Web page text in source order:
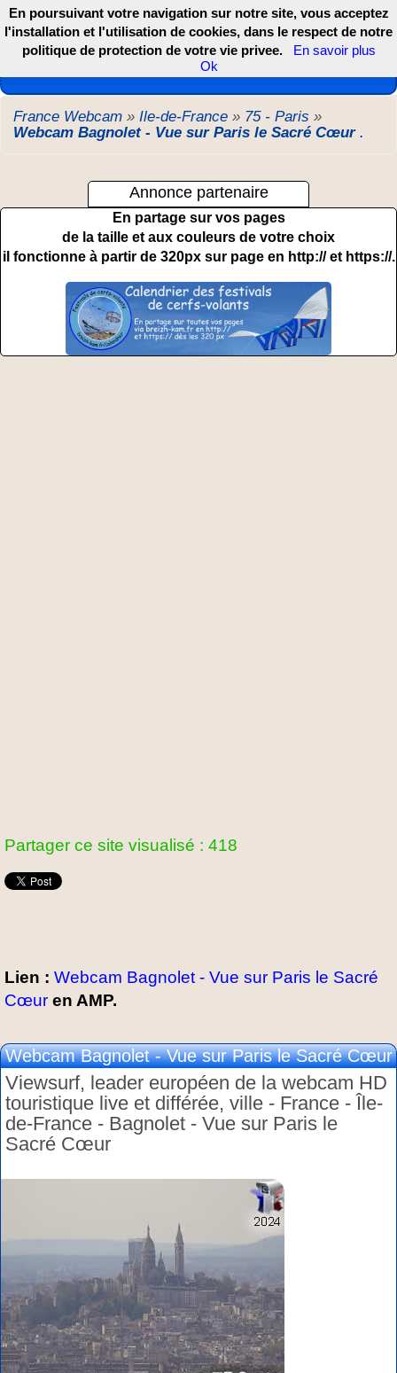
Les webcams de France, DOM TOM et COM
France Webcam » Ile-de-France » 75 - Paris »
Webcam Bagnolet - Vue sur Paris le Sacré Cœur .
Annonce partenaire
En partage sur vos pages
de la taille et aux couleurs de votre choix
il fonctionne à partir de 320px sur page en http:// et https://.
Partager ce site visualisé : 418
Lien : Webcam Bagnolet - Vue sur Paris le Sacré
Cœur en AMP.
Webcam Bagnolet - Vue sur Paris le Sacré Cœur
Viewsurf, leader européen de la webcam HD
touristique live et différée, ville - France - Île-
de-France - Bagnolet - Vue sur Paris le
Sacré Cœur
En poursuivant votre navigation sur notre site, vous acceptez
l'installation et l'utilisation de cookies, dans le respect de notre
politique de protection de votre vie privee.
En savoir plus
Ok